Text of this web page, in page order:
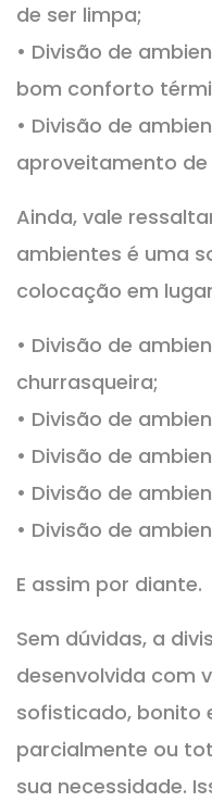
de ser limpa;
• Divisão de
bom conforto
• Divisão de
aproveitamento
Ainda, vale
ambientes é uma
colocação em
• Divisão de
churrasqueira;
• Divisão de
• Divisão de
• Divisão de
• Divisão de
E assim por diante.
Sem dúvidas, a
desenvolvida com
sofisticado, bonito
parcialmente ou
sua necessidade.